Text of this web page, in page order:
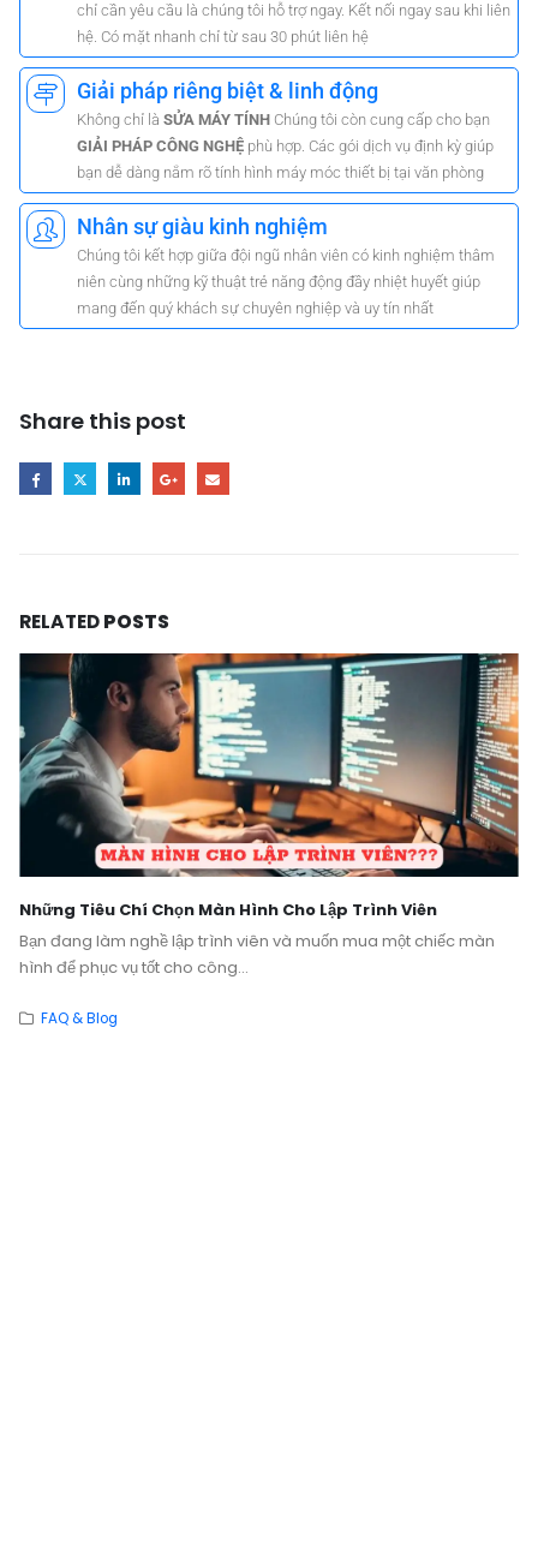
chỉ cần yêu cầu là chúng tôi hỗ trợ ngay. Kết nối ngay sau khi liên
hệ. Có mặt nhanh chỉ từ sau 30 phút liên hệ
Giải pháp riêng biệt & linh động
Không chỉ là SỬA MÁY TÍNH Chúng tôi còn cung cấp cho bạn
GIẢI PHÁP CÔNG NGHỆ phù hợp. Các gói dịch vụ định kỳ giúp
bạn dễ dàng nắm rõ tính hình máy móc thiết bị tại văn phòng
Nhân sự giàu kinh nghiệm
Chúng tôi kết hợp giữa đội ngũ nhân viên có kinh nghiệm thâm
niên cùng những kỹ thuật trẻ năng động đầy nhiệt huyết giúp
mang đến quý khách sự chuyên nghiệp và uy tín nhất
Share this post
RELATEDPOSTS
Những Tiêu Chí Chọn Màn Hình Cho Lập Trình Viên
Bạn đang làm nghề lập trình viên và muốn mua một chiếc màn
hình để phục vụ tốt cho công...
FAQ & Blog